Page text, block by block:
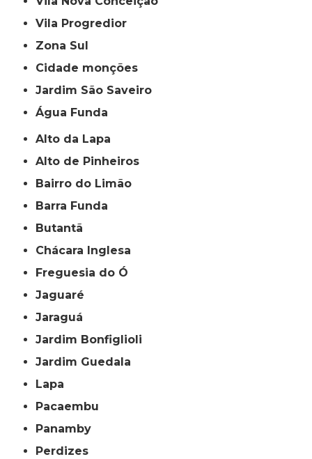
Vila Progredior
Zona Sul
cidade monções
jardim São Saveiro
Água Funda
Alto da Lapa
Alto de Pinheiros
Bairro do Limão
Barra Funda
Butantã
Chácara Inglesa
Freguesia do Ó
Jaguaré
Jaraguá
Jardim Bonfiglioli
Jardim Guedala
Lapa
Pacaembu
Panamby
Perdizes